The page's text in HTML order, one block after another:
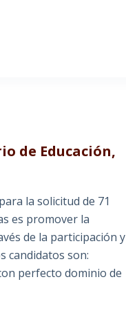
de Educación,
la solicitud de 71
es promover la
de la participación y
candidatos son:
perfecto dominio de